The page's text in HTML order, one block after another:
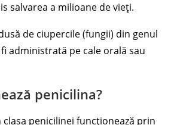
salvarea a milioane de vieți.
de ciupercile (fungii) din genul
administrată pe cale orală sau
penicilina?
penicilinei funcționează prin